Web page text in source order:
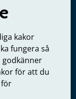
kakor
fungera så
godkänner
för att du
från statlig